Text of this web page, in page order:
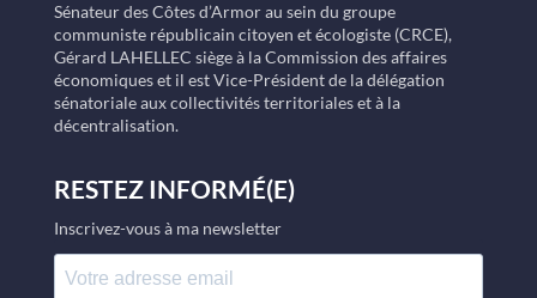
Sénateur des Côtes d’Armor au sein du groupe
communiste républicain citoyen et écologiste (CRCE),
Gérard LAHELLEC siège à la Commission des affaires
économiques et il est Vice-Président de la délégation
sénatoriale aux collectivités territoriales et à la
décentralisation.
RESTEZ INFORMÉ(E)
Inscrivez-vous à ma newsletter